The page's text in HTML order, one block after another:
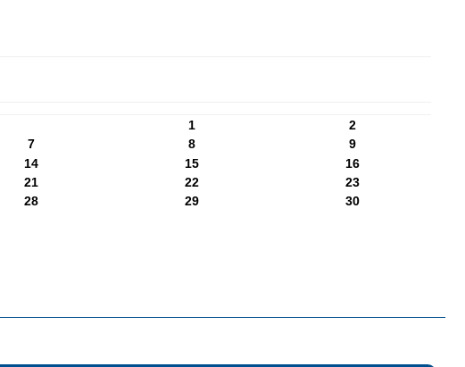
1
2
7 8
9
14 15
16
21 22
23
28 29
30